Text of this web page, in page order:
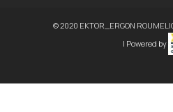
© 2020 EKTOR_ERGON
| Powered by